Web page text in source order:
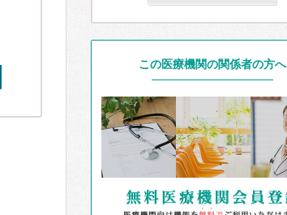
この医療機関の関係者の方へ